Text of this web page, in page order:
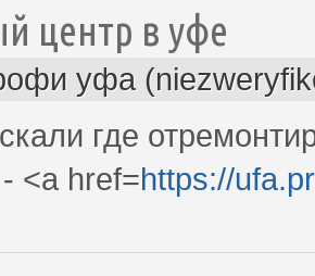
центр в уфе
уфа
где
<a href=https://